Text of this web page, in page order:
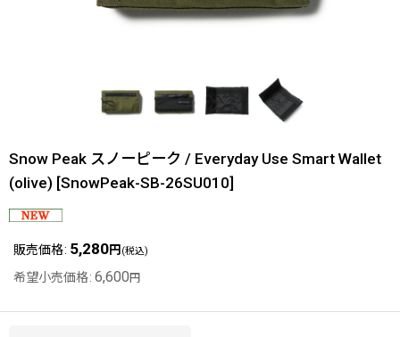
Snow Peak スノーピーク / Everyday Use Smart Wallet
(olive) [SnowPeak-SB-26SU010]
販売価格: 5,280円 (税込)
希望小売価格: 6,600 円